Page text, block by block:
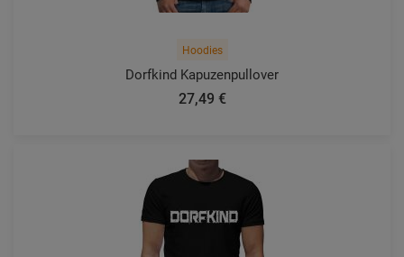
Hoodies
Dorfkind Kapuzenpullover
27,49 €